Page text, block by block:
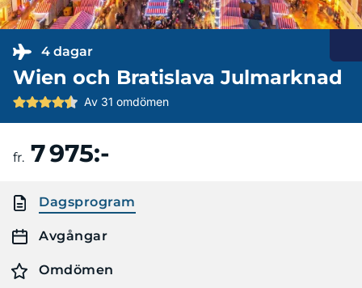
4 dagar
Wien och Bratislava Julmarknad
Av 31 omdömen
fr. 7 975:-
Dagsprogram
Avgångar
Omdömen